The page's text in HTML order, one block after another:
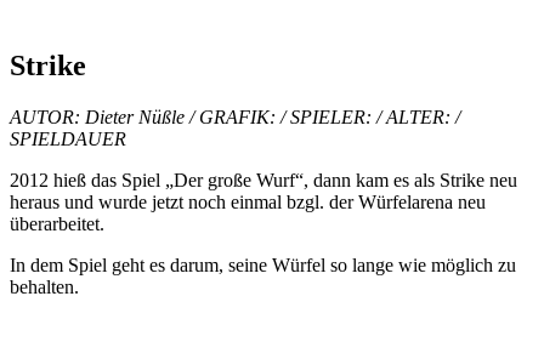
Strike
AUTOR: Dieter Nüßle / GRAFIK: / SPIELER: / ALTER: /
SPIELDAUER
2012 hieß das Spiel „Der große Wurf“, dann kam es als Strike neu
heraus und wurde jetzt noch einmal bzgl. der Würfelarena neu
überarbeitet.
In dem Spiel geht es darum, seine Würfel so lange wie möglich zu
behalten.